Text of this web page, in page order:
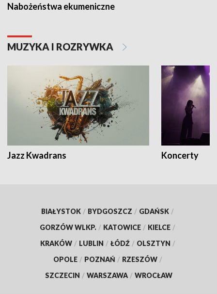
Nabożeństwa ekumeniczne
MUZYKA I ROZRYWKA
Jazz Kwadrans Koncerty
BIAŁYSTOK / BYDGOSZCZ / GDAŃSK /
GORZÓW WLKP. / KATOWICE / KIELCE /
KRAKÓW / LUBLIN / ŁÓDŹ / OLSZTYN /
OPOLE / POZNAŃ / RZESZÓW /
SZCZECIN / WARSZAWA / WROCŁAW